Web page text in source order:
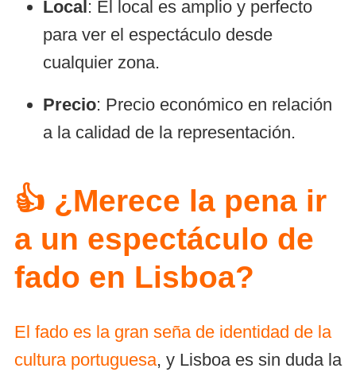
Local : El local es amplio y perfecto
para ver el espectáculo desde
cualquier zona.
Precio: Precio económico en relación
a la calidad de la representación.
👍 ¿Merece la pena ir
a un espectáculo de
fado en Lisboa?
El fado es la gran seña de identidad de la
cultura portuguesa, y Lisboa es sin duda la